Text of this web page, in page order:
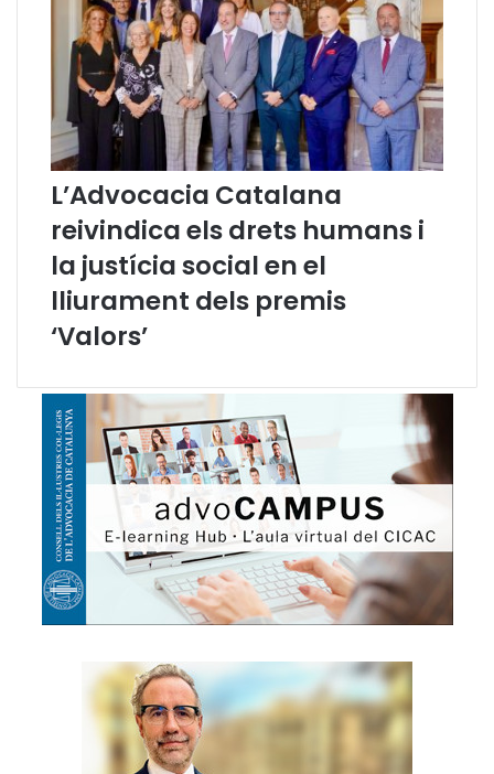
L’Advocacia Catalana
reivindica els drets humans i
la justícia social en el
lliurament dels premis
‘Valors’